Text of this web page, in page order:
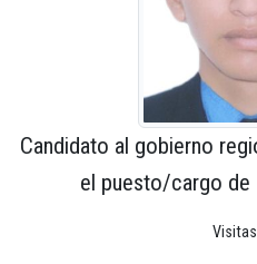
Candidato al gobierno
el puesto/cargo de